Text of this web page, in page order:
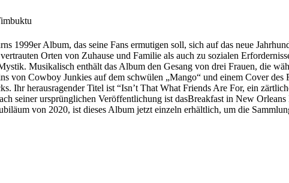
1999er Album, das seine Fans ermutigen soll, sich auf das neue
Orten von Zuhause und Familie als auch zu sozialen
Musikalisch enthält das Album den Gesang von drei Frauen, die
von Cowboy Junkies auf dem schwülen „Mango“ und einem Cover
Ihr herausragender Titel ist “Isn’t That What Friends Are For, ein
seiner ursprünglichen Veröffentlichung ist dasBreakfast in New
von 2020, ist dieses Album jetzt einzeln erhältlich, um die